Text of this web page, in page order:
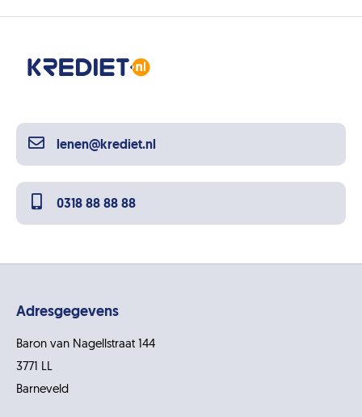
lenen@krediet.nl
0318 88 88 88
Adresgegevens
Baron van Nagellstraat 144
3771 LL
Barneveld